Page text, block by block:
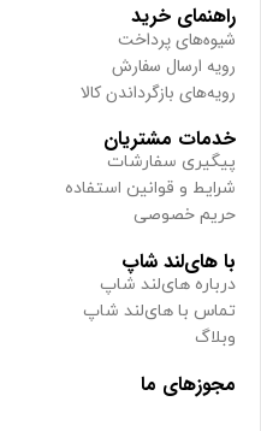
راهنمای خرید
شیوه‌های پرداخت
رویه ارسال سفارش
رویه‌های بازگرداندن کالا
خدمات مشتریان
پیگیری سفارشات
شرایط و قوانین استفاده
حریم خصوصی
با های‌لند شاپ
درباره های‌لند شاپ
تماس با های‌لند شاپ
وبلاگ
مجوزهای ما